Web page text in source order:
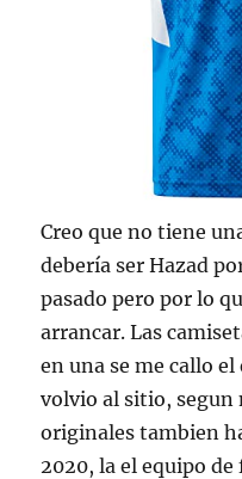
Creo que no tiene
debería ser Hazad
pasado pero por lo
arrancar. Las
en una se me callo
volvio al sitio, segun
originales tambien
2020, la el equipo